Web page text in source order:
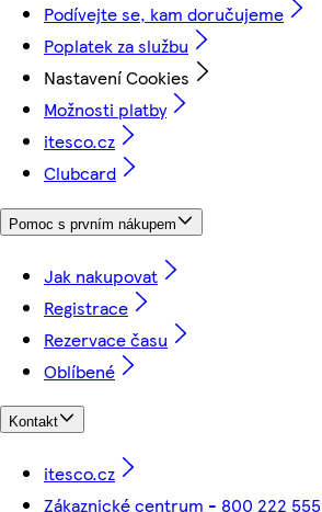
Podívejte se, kam doručujeme
Poplatek za službu
Nastavení Cookies
Možnosti platby
itesco.cz
Clubcard
Pomoc s prvním nákupem
Jak nakupovat
Registrace
Rezervace času
Oblíbené
Kontakt
itesco.cz
Zákaznické centrum - 800 222 555